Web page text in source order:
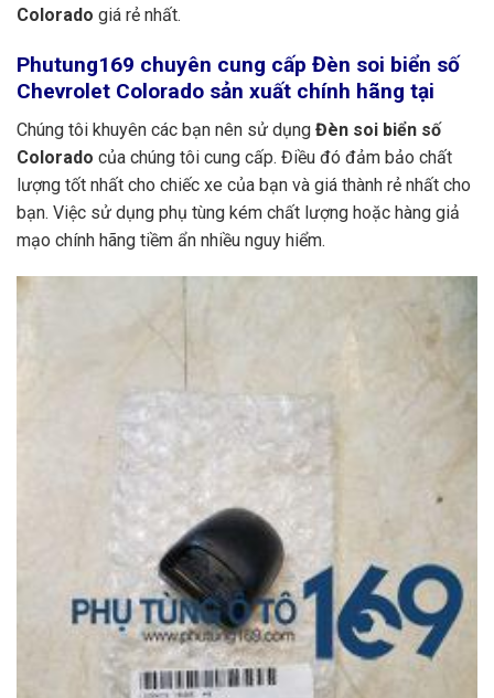
Colorado giá rẻ nhất.
Phutung169 chuyên cung cấp Đèn soi biển số
Chevrolet Colorado sản xuất chính hãng tại
Chúng tôi khuyên các bạn nên sử dụng Đèn soi biển số
Colorado của chúng tôi cung cấp. Điều đó đảm bảo chất
lượng tốt nhất cho chiếc xe của bạn và giá thành rẻ nhất cho
bạn. Việc sử dụng phụ tùng kém chất lượng hoặc hàng giả
mạo chính hãng tiềm ẩn nhiều nguy hiểm.